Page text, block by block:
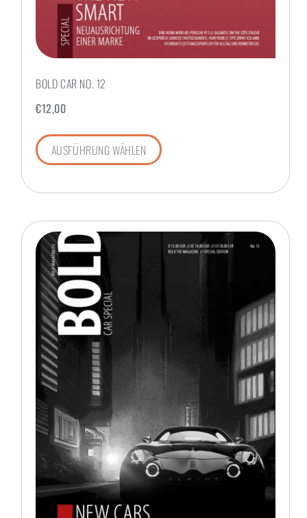
BOLD CAR NO. 12
€12,00
AUSFÜHRUNG WÄHLEN